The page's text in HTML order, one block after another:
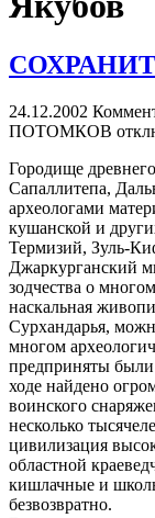
24.12.2002
ПОТОМКОВ
Городище
Сапаллитепа,
археологами
кушанской и
Термизий, Зуль-
Джаркурганский
зодчества о
наскальная
Сурхандарья,
многом
предприняты были
ходе найдено
воинского
несколько
цивилизация
областной
кишлачные и
безвозвратно.